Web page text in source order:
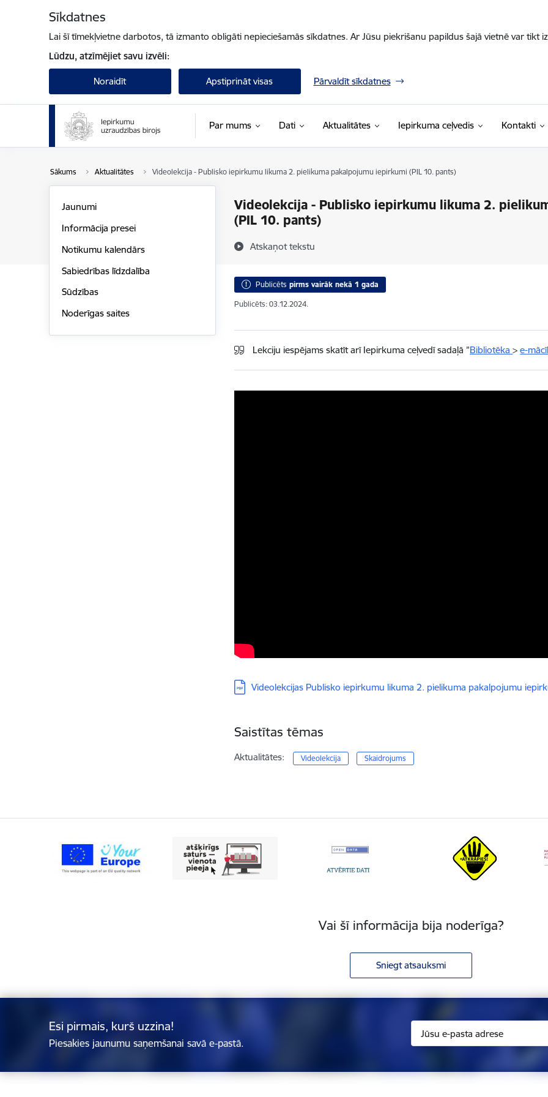
Sīkdatnes
Lai šī tīmekļvietne darbotos, tā izmanto obligāti nepieciešamās sīkdatnes. Ar Jūsu piekrišanu papildus šajā vietnē var tikt
Lūdzu, atzīmējiet savu izvēli:
Noraidīt Apstiprināt visas Pārvaldīt sīkdatnes
Par mums Dati Aktualitātes Iepirkuma ceļvedis Kontakti
Sākums Aktualitātes Videolekcija - Publisko iepirkumu likuma 2. pielikuma pakalpojumu iepirkumi (PIL 10. pants)
Videolekcija - Publisko iepirkumu likuma 2.
(PIL 10. pants)
Atskaņot tekstu
Jaunumi
Informācija presei
Notikumu kalendārs
Sabiedrības līdzdalība
Sūdzības
Noderīgas saites
Publicēts pirms vairāk nekā 1 gada
Publicēts: 03.12.2024.
Lekciju iespējams skatīt arī Iepirkuma ceļvedī sadaļā ”Bibliotēka>e-
Lejupielādēt:
Videolekcijas Publisko iepirkumu likuma 2. pielikuma pakalpojumu
Saistītas tēmas
Aktualitātes: Videolekcija Skaidrojums
Vai šī informācija bija noderīga?
Sniegt atsauksmi
Esi pirmais, kurš uzzina!
Piesakies jaunumu saņemšanai savā e-pastā.